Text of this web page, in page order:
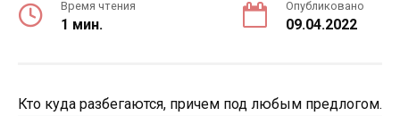
Время чтения
1 мин.
Опубликовано
09.04.2022
Кто куда разбегаются, причем под любым предлогом.